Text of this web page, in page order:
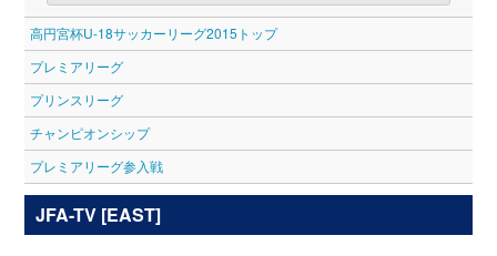
高円宮杯U-18サッカーリーグ2015トップ
プレミアリーグ
プリンスリーグ
チャンピオンシップ
プレミアリーグ参入戦
JFA-TV [EAST]